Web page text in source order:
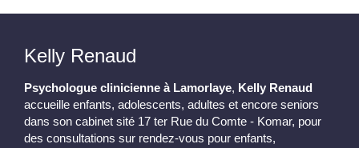
Kelly Renaud
Psychologue clinicienne à Lamorlaye, Kelly Renaud
accueille enfants, adolescents, adultes et encore seniors
dans son cabinet sité 17 ter Rue du Comte - Komar, pour
des consultations sur rendez-vous pour enfants,